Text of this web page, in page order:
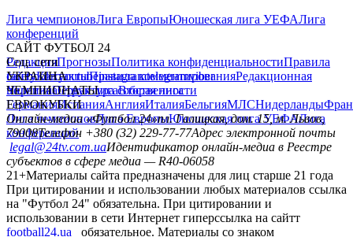
Лига чемпионовЛига ЕвропыЮношеская лига УЕФАЛига
конференций
САЙТ ФУТБОЛ 24
РедакцияПрогнозыПолитика конфиденциальностиПравила
сайтуКонтактыПравила комментированияРедакционная
политикаСтруктура собственности
Соц. сети
facebookxyoutubeinstagramtelegramviber
УКРАИНА
УкраинаПервая лигаВторая лига
ЧЕМПИОНАТЫ
ГерманияИспанияАнглияИталияБельгияМЛСНидерланды
ЕВРОКУБКИ
Лига чемпионовЛига ЕвропыЮношеская лига УЕФАЛига
конференций
Онлайн-медиа «Футбол 24»пл. Галицкая, дом. 15, м. Львов,
79008Телефон +380 (32) 229-77-77Адрес электронной почты
legal@24tv.com.uaИдентификатор онлайн-медиа в Реестре
субъектов в сфере медиа — R40-06058
21+Материалы сайта предназначены для лиц старше 21 года
При цитировании и использовании любых материалов ссылка
на "Футбол 24" обязательна. При цитировании и
использовании в сети Интернет гиперссылка на сайтт
football24.ua
обязательное. Материалы со знаком